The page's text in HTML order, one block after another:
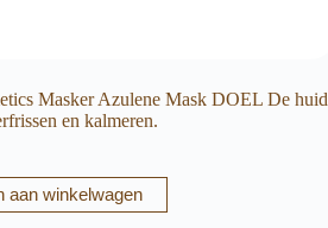
Masker Azulene Mask DOEL De huid
en kalmeren.
aan winkelwagen